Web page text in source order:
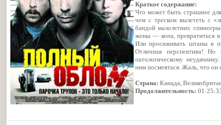
Краткое содержание:
Что может быть страшнее
чем с треском вылететь с
бандой малолетних
жены — копа, превратиться
Или просиживать штаны в
Отличная перспектива! Но
патологическому
ним посмеяться. Жаль, что он
Страна: Канада,
Продолжительность: